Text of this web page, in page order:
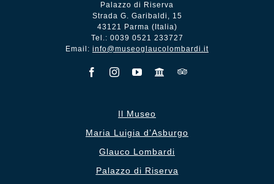
Palazzo di Riserva
Strada G. Garibaldi, 15
43121 Parma (Italia)
Tel.: 0039 0521 233727
Email: info@museoglaucolombardi.it
Il Museo
Maria Luigia d’Asburgo
Glauco Lombardi
Palazzo di Riserva